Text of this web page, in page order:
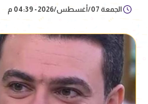
الجمعة 07/أغسطس/2026 - 04:39 م